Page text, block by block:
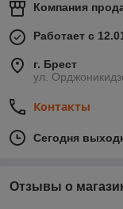
Компания
Работает с
г. Брест
ул.
Контакты
Сегодня
Отзывы о